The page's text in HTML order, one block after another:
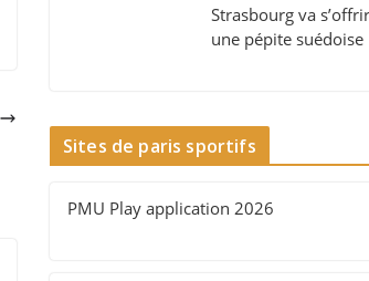
Strasbourg va s’offrir
une pépite suédoise
Sites de paris sportifs
PMU Play application 2026